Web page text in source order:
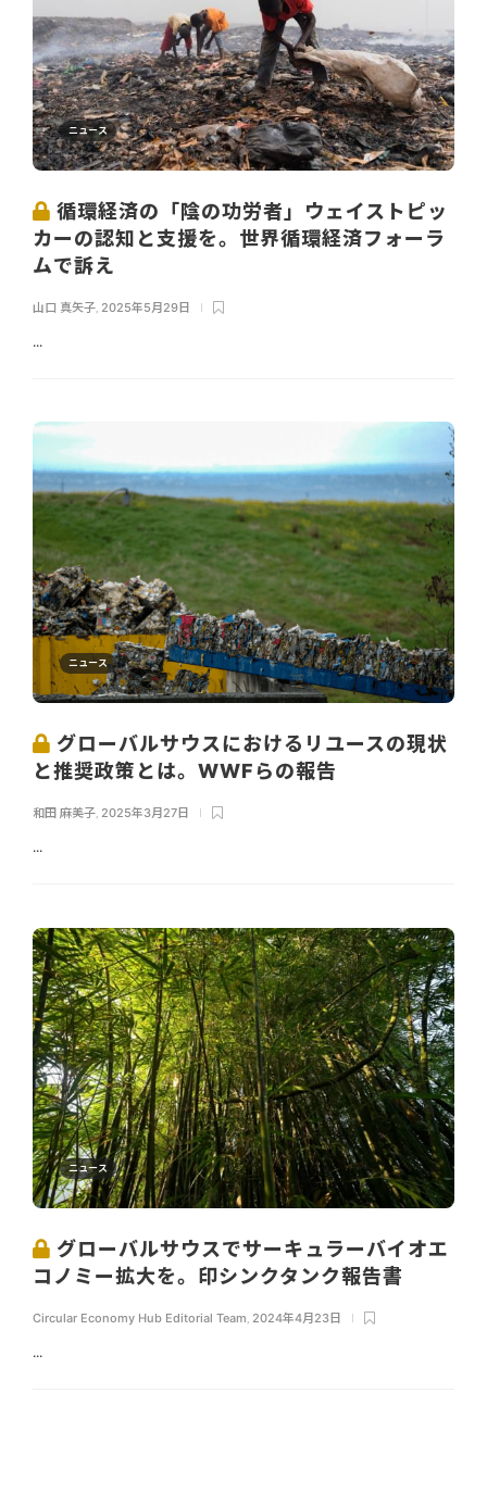
ニュース
循環経済の「陰の功労者」ウェイストピッ
カーの認知と支援を。世界循環経済フォーラ
ムで訴え
山口 真矢子 2025年5月29日
...
ニュース
グローバルサウスにおけるリユースの現状
と推奨政策とは。WWFらの報告
和田 麻美子 2025年3月27日
...
ニュース
グローバルサウスでサーキュラーバイオエ
コノミー拡大を。印シンクタンク報告書
Circular Economy Hub Editorial Team, 2024年4月23日
...